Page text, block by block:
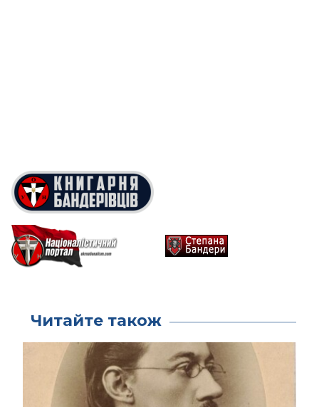
Читайте також